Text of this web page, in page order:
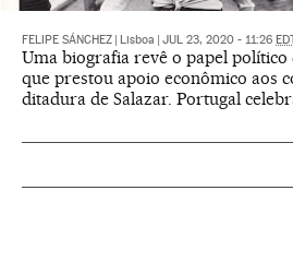
FELIPE SÁNCHEZ Lisboa JUL 23, 2020 - 11:26
Uma biografia revê o papel político
que prestou apoio econômico aos
ditadura de Salazar. Portugal